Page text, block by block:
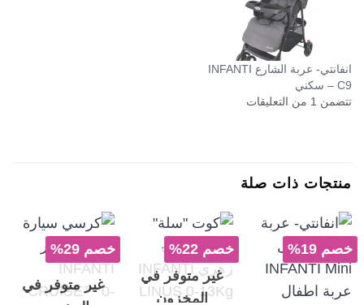
انفانتي- عربة الشارع INFANTI
C9 – سكني
تتضمن 1 من التعليقات
منتجات ذات صلة
خصم 19%
خصم 22%
غير متوفر في
المخزون
خصم 29%
غير متوفر في